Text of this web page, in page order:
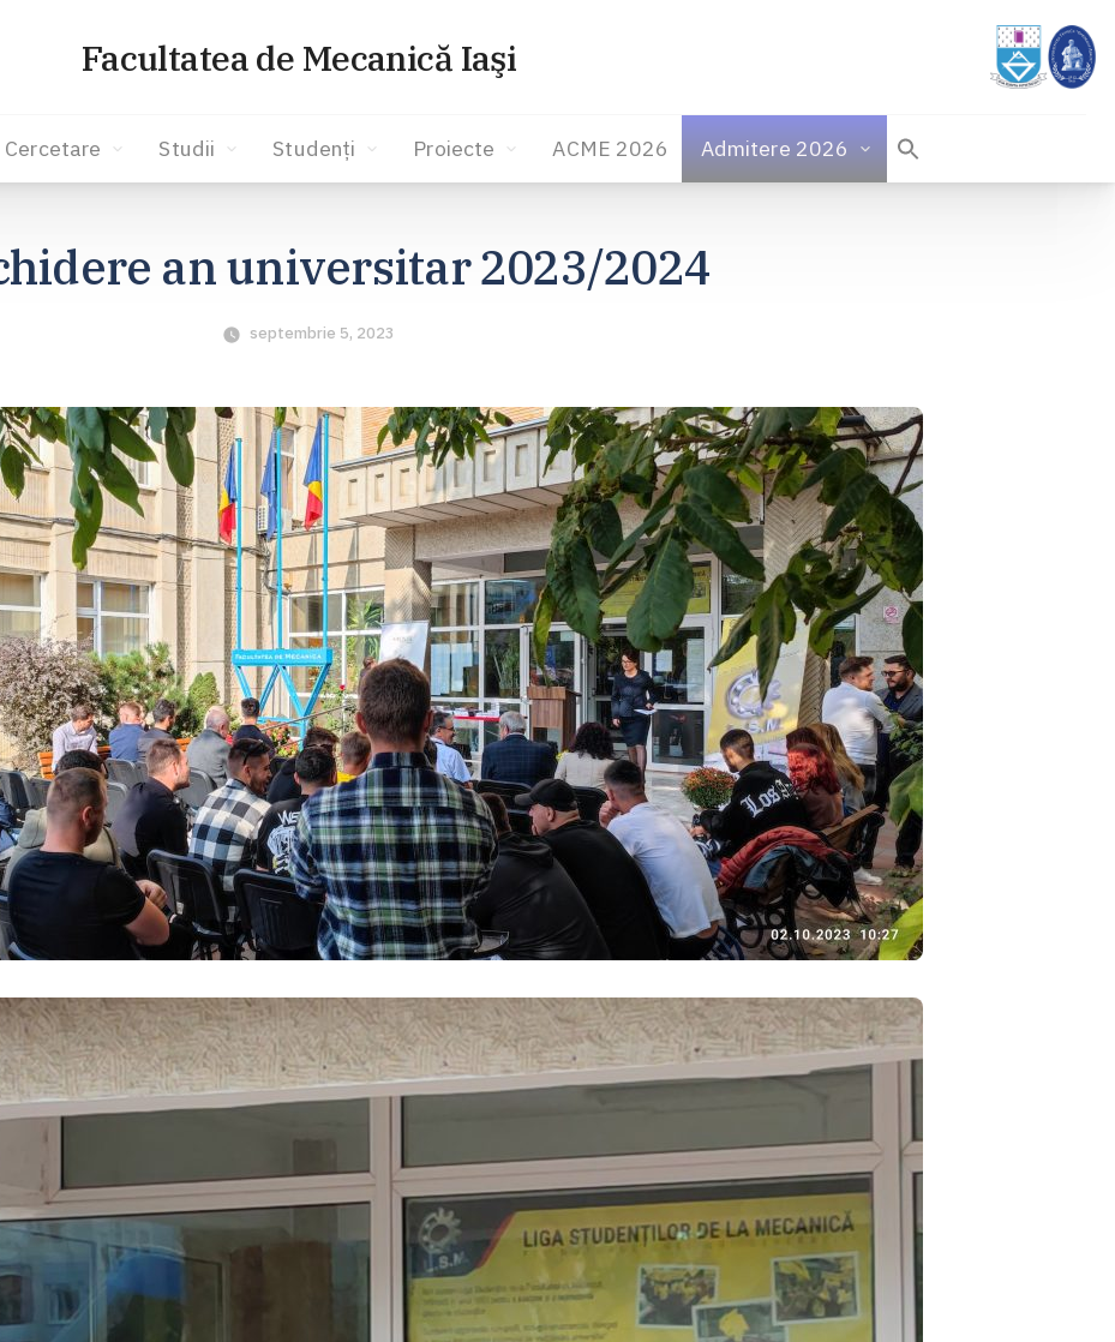
Facultatea de Mecanică Iaşi
Cercetare Studii Studenți Proiecte ACME 2026 Admitere 2026
an universitar 2023/2024
septembrie 5, 2023